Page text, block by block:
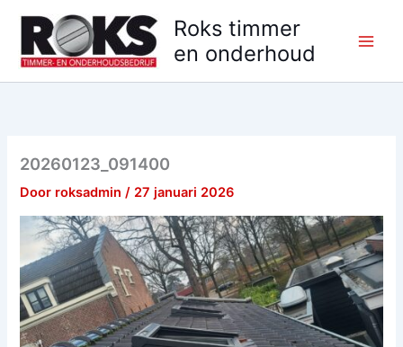
Roks timmer
en onderhoud
20260123_091400
Door roksadmin/ 27 januari 2026